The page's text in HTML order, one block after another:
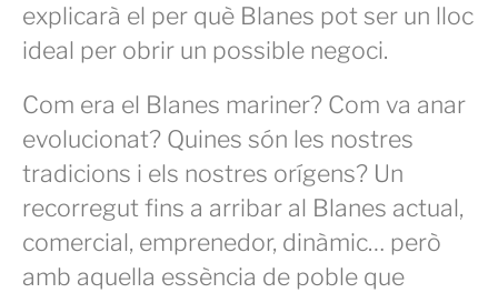
explicarà el per què Blanes pot ser un lloc
ideal per obrir un possible negoci.
Com era el Blanes mariner? Com va anar
evolucionat? Quines són les nostres
tradicions i els nostres orígens? Un
recorregut fins a arribar al Blanes actual,
comercial, emprenedor, dinàmic… però
amb aquella essència de poble que